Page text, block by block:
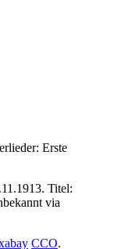
Erste
Titel:
via
CCO.